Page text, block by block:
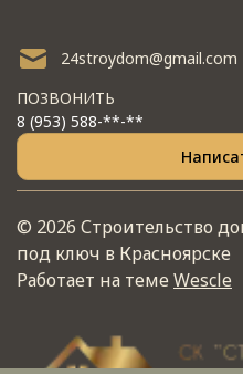
24stroydom@gmail.com
ПОЗВОНИТЬ
8 (953) 588-**-**
© 2026 Строительство
под ключ в Красноярске
Работает на темеWescle